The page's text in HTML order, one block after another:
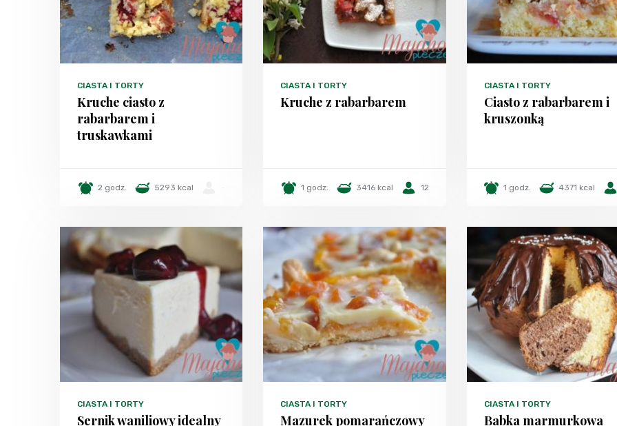
CIASTA I TORTY
Kruche ciasto z
rabarbarem i
truskawkami
2 godz. 5293 kcal
CIASTA I TORTY
Kruche z rabarbarem
1 godz. 3416 kcal 12
CIASTA I TORTY
Ciasto z rabarbarem i
kruszonką
1 godz. 4371 kcal
CIASTA I TORTY
Sernik waniliowy idealny
CIASTA I TORTY
Mazurek pomarańczowy
CIASTA I TORTY
Babka marmurkowa